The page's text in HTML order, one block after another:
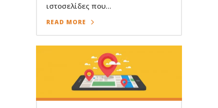
ιστοσελίδες που...
READ MORE